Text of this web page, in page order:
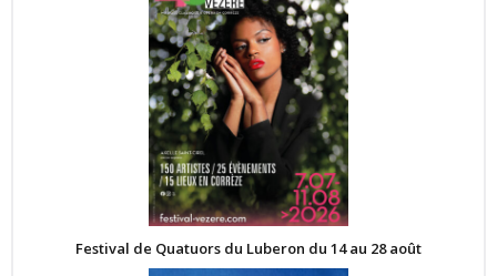
Festival de Quatuors du Luberon du 14 au 28 août